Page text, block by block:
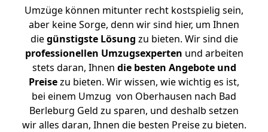
Umzüge können mitunter recht kostspielig sein,
aber keine Sorge, denn wir sind hier, um Ihnen
diegünstigste Lösung zu bieten. Wir sind die
professionellen Umzugsexperten und arbeiten
stets daran, Ihnen die besten Angebote und
Preisezu bieten. Wir wissen, wie wichtig es ist,
bei einem Umzug von Oberhausen nach Bad
Berleburg Geld zu sparen, und deshalb setzen
wir alles daran, Ihnen die besten Preise zu bieten.